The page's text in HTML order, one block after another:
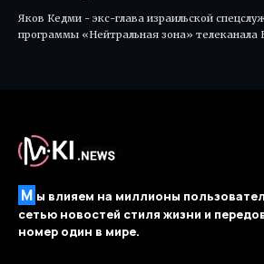
Яков Кедми - экс-глава израильской
программы «Нейтральная зона» телеканала
М ы влияем на миллионы
сетью новостей стиля жизни и
номер один в мире.